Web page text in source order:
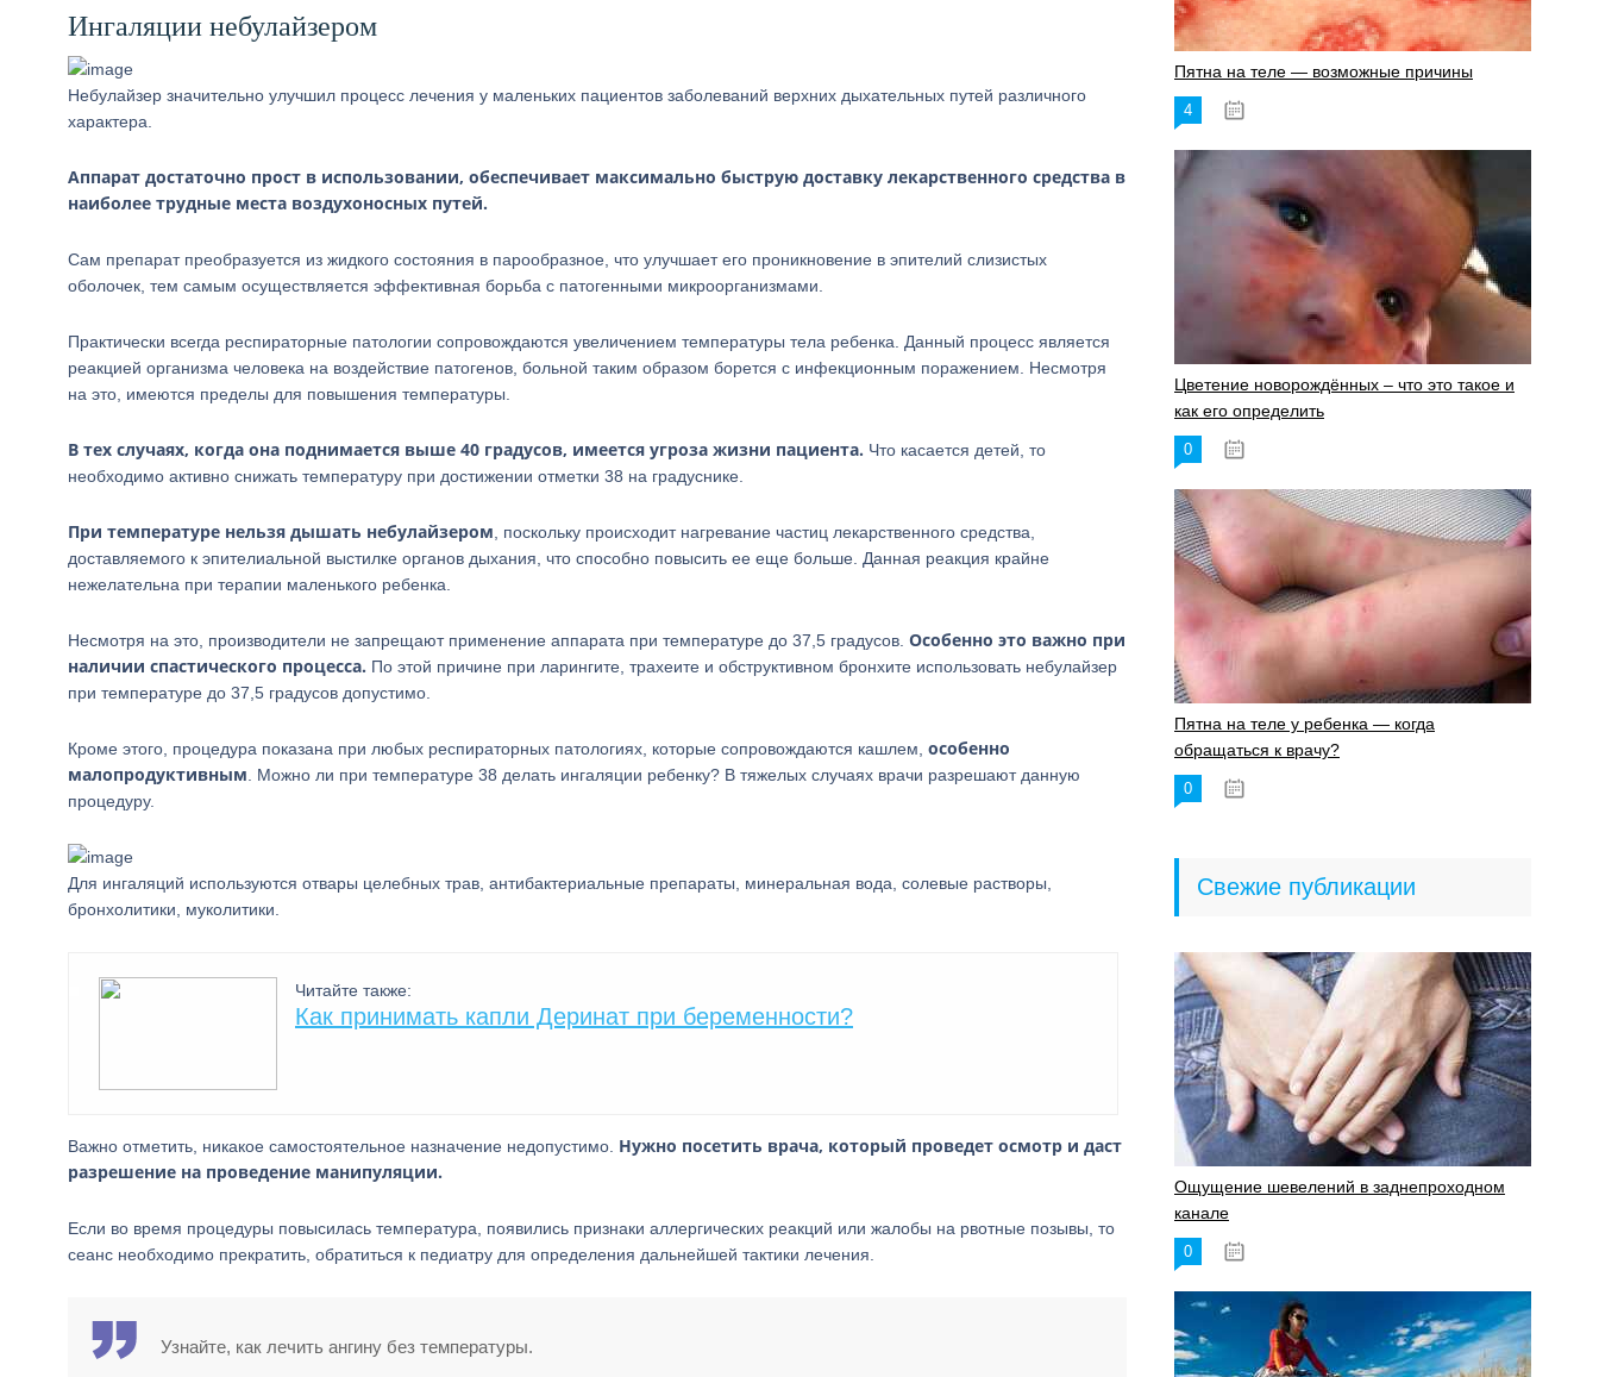
Ингаляции небулайзером
Небулайзер значительно улучшил процесс лечения у маленьких пациентов заболеваний верхних дыхательных путей различного
характера.
Аппарат достаточно прост в использовании, обеспечивает максимально быструю доставку лекарственного средства в
наиболее трудные места воздухоносных путей.
Сам препарат преобразуется из жидкого состояния в парообразное, что улучшает его проникновение в эпителий слизистых
оболочек, тем самым осуществляется эффективная борьба с патогенными микроорганизмами.
Практически всегда респираторные патологии сопровождаются увеличением температуры тела ребенка. Данный процесс является
реакцией организма человека на воздействие патогенов, больной таким образом борется с инфекционным поражением. Несмотря
на это, имеются пределы для повышения температуры.
В тех случаях, когда она поднимается выше 40 градусов, имеется угроза жизни пациента. Что касается детей, то
необходимо активно снижать температуру при достижении отметки 38 на градуснике.
При температуре нельзя дышать небулайзером , поскольку происходит нагревание частиц лекарственного средства,
доставляемого к эпителиальной выстилке органов дыхания, что способно повысить ее еще больше. Данная реакция крайне
нежелательна при терапии маленького ребенка.
Несмотря на это, производители не запрещают применение аппарата при температуре до 37,5 градусов. Особенно это важно при
наличии спастического процесса. По этой причине при ларингите, трахеите и обструктивном бронхите использовать небулайзер
при температуре до 37,5 градусов допустимо.
Кроме этого, процедура показана при любых респираторных патологиях, которые сопровождаются кашлем, особенно
малопродуктивным . Можно ли при температуре 38 делать ингаляции ребенку? В тяжелых случаях врачи разрешают данную
процедуру.
Для ингаляций используются отвары целебных трав, антибактериальные препараты, минеральная вода, солевые растворы,
бронхолитики, муколитики.
Читайте также:
Как принимать капли Деринат при беременности?
Важно отметить, никакое самостоятельное назначение недопустимо. Нужно посетить врача, который проведет осмотр и даст
разрешение на проведение манипуляции.
Если во время процедуры повысилась температура, появились признаки аллергических реакций или жалобы на рвотные позывы, то
сеанс необходимо прекратить, обратиться к педиатру для определения дальнейшей тактики лечения.
Узнайте, как лечить ангину без температуры.
Пятна на теле — возможные причины
4
Цветение новорождённых – что это такое и
как его определить
0
Пятна на теле у ребенка — когда
обращаться к врачу?
0
Свежие публикации
Ощущение шевелений в заднепроходном
канале
0